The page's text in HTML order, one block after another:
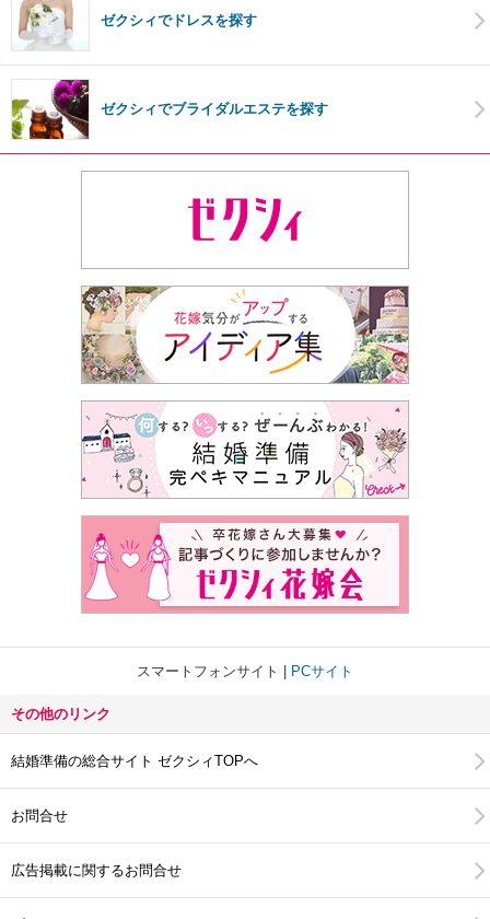
ゼクシィでドレスを探す
ゼクシィでブライダルエステを探す
スマートフォンサイト PCサイト
その他のリンク
結婚準備の総合サイト ゼクシィTOPへ
お問合せ
広告掲載に関するお問合せ